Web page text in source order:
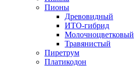
Пионы
Древовидный
ИТО-гибрид
Молочноцветковый
Травянистый
Пиретрум
Платикодон